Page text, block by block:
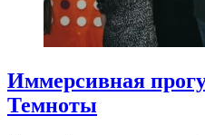
Иммерсивная
Темноты